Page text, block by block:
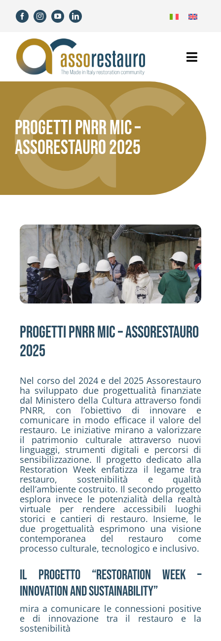
content
Assorestauro
Members
Services
Activities
Contacts
Login
PROGETTI PNRR MIC –
ASSORESTAURO 2025
PROGETTI PNRR MIC – ASSORESTAURO
2025
Nel corso del 2024 e del 2025 Assorestauro
ha sviluppato due progettualità finanziate
dal Ministero della Cultura attraverso fondi
PNRR, con l’obiettivo di innovare e
comunicare in modo efficace il valore del
restauro. Le iniziative mirano a valorizzare
il patrimonio culturale attraverso nuovi
linguaggi, strumenti digitali e percorsi di
sensibilizzazione. Il progetto dedicato alla
Restoration Week enfatizza il legame tra
restauro, sostenibilità e qualità
dell’ambiente costruito. Il secondo progetto
esplora invece le potenzialità della realtà
virtuale per rendere accessibili luoghi
storici e cantieri di restauro. Insieme, le
due progettualità esprimono una visione
contemporanea del restauro come
processo culturale, tecnologico e inclusivo.
Il progetto “Restoration Week –
innovation and sustainability”
mira a comunicare le connessioni positive
e di innovazione tra il restauro e la
sostenibilità